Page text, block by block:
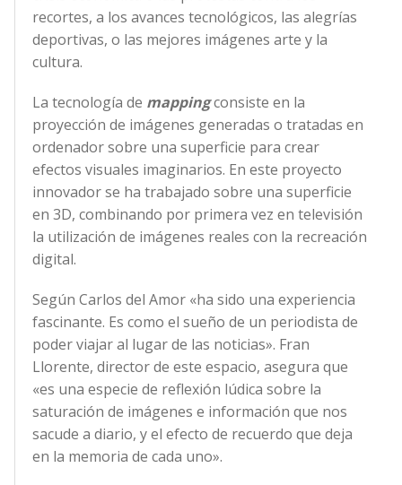
recortes, a los avances tecnológicos, las alegrías
deportivas, o las mejores imágenes arte y la
cultura.
La tecnología de mappingconsiste en la
proyección de imágenes generadas o tratadas en
ordenador sobre una superficie para crear
efectos visuales imaginarios. En este proyecto
innovador se ha trabajado sobre una superficie
en 3D, combinando por primera vez en televisión
la utilización de imágenes reales con la recreación
digital.
Según Carlos del Amor «ha sido una experiencia
fascinante. Es como el sueño de un periodista de
poder viajar al lugar de las noticias». Fran
Llorente, director de este espacio, asegura que
«es una especie de reflexión lúdica sobre la
saturación de imágenes e información que nos
sacude a diario, y el efecto de recuerdo que deja
en la memoria de cada uno».